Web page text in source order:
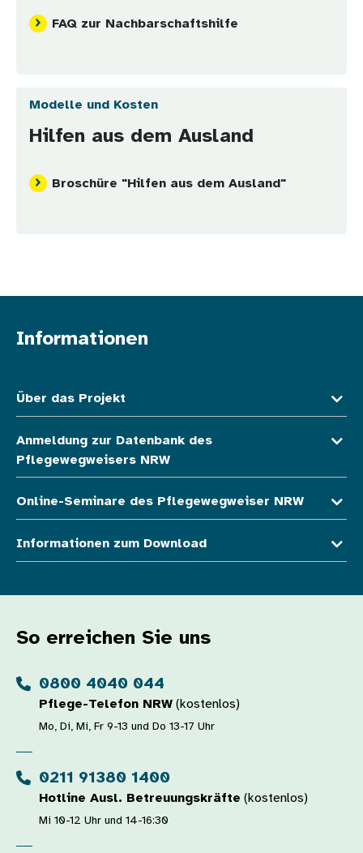
FAQ zur Nachbarschaftshilfe
Modelle und Kosten
Hilfen aus dem Ausland
Broschüre "Hilfen aus dem Ausland"
Informationen
Über das Projekt
Anmeldung zur Datenbank des
Pflegewegweisers NRW
Online-Seminare des Pflegewegweiser NRW
Informationen zum Download
So erreichen Sie uns
0800 4040 044
Pflege-Telefon NRW (kostenlos)
Mo, Di, Mi, Fr 9-13 und Do 13-17 Uhr
0211 91380 1400
Hotline Ausl. Betreuungskräfte (kostenlos)
Mi 10-12 Uhr und 14-16:30